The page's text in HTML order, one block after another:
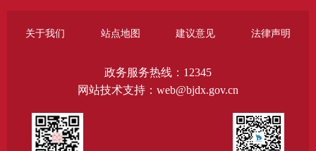
关于我们 站点地图 建议意见 法律声明
政务服务热线：12345
网站技术支持：web@bjdx.gov.cn